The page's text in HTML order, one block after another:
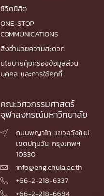
ชีวิตนิสิต
ONE-STOP
COMMUNICATIONS
สิ่งอำนวยความสะดวก
นโยบายคุ้มครองข้อมูลส่วน
บุคคล และการใช้คุกกี้
คณะวิศวกรรมศาสตร์
จุฬาลงกรณ์มหาวิทยาลัย

ถนนพญาไท แขวงวังใหม่
เขตปทุมวัน กรุงเทพฯ
10330
 info@eng.chula.ac.th
 +66-2-218-6337
 +66-2-218-6694